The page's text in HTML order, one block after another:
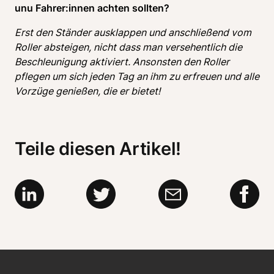
unu Fahrer:innen achten sollten?
Erst den Ständer ausklappen und anschließend vom
Roller absteigen, nicht dass man versehentlich die
Beschleunigung aktiviert. Ansonsten den Roller
pflegen um sich jeden Tag an ihm zu erfreuen und alle
Vorzüge genießen, die er bietet!
Teile diesen Artikel!